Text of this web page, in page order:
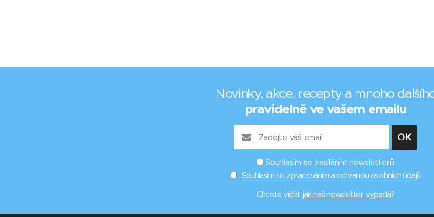
Novinky, akce, recepty a mnoho
pravidelně ve vašem emailu
Souhlasím se zasíláním newsletterů
Souhlasím se zpracováním a ochranou osobních údajů
Chcete vidět jak náš newsletter vypadá?